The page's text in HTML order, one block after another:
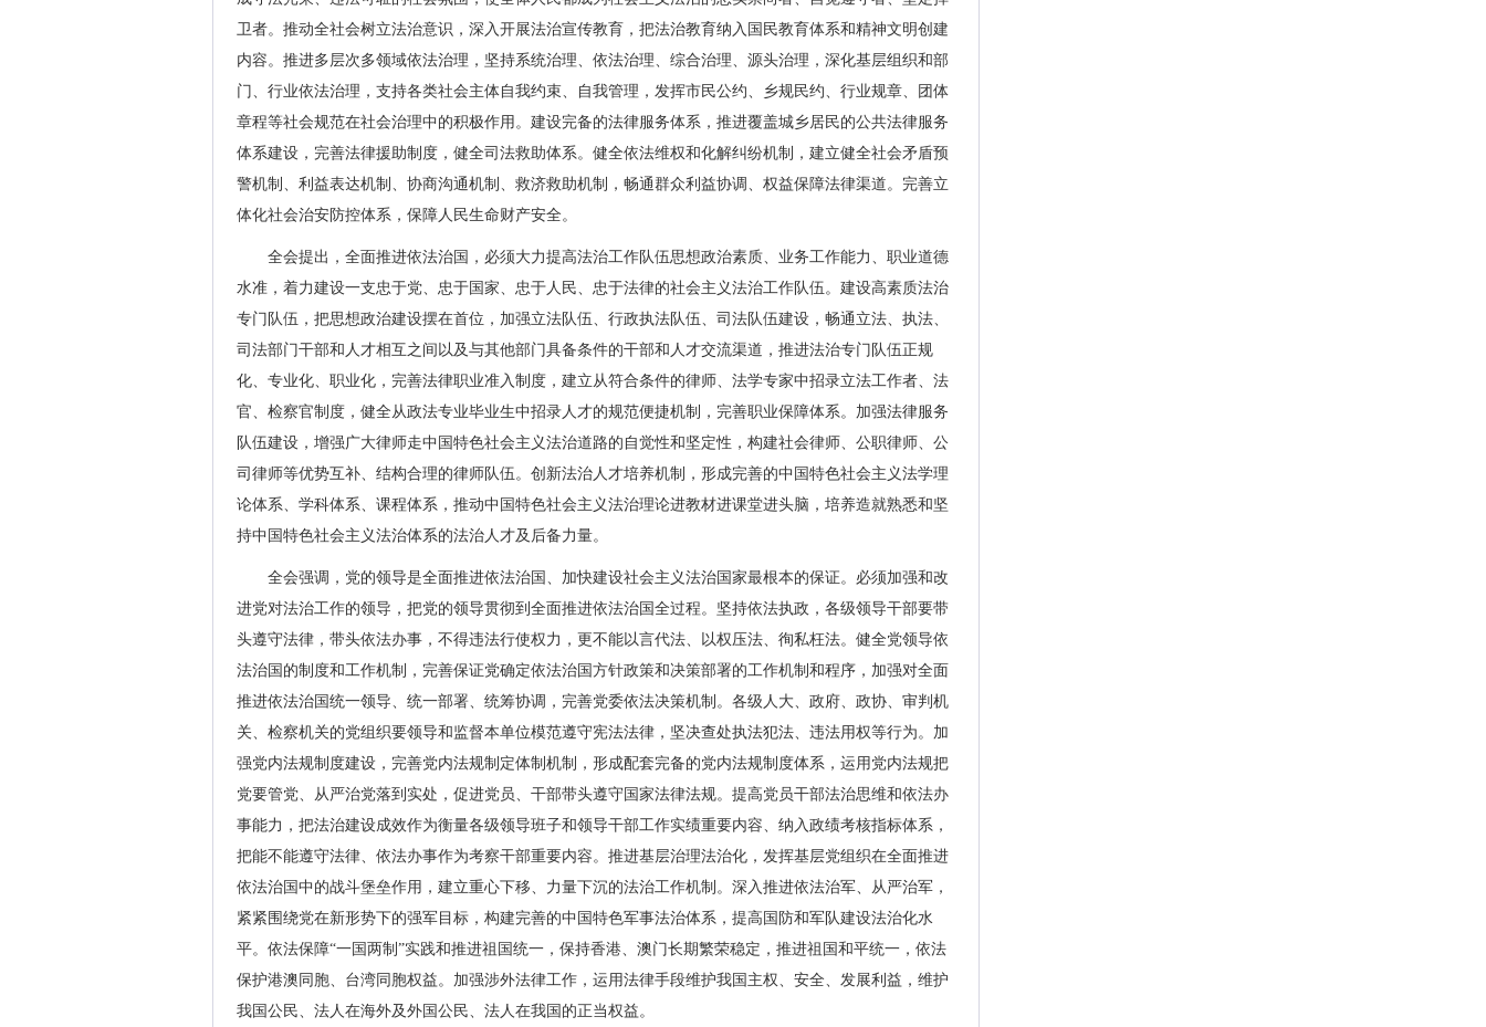
卫者。推动全社会树立法治意识，深入开展法治宣传教育，把法治教育纳入国民教育体系和精神文明创建
内容。推进多层次多领域依法治理，坚持系统治理、依法治理、综合治理、源头治理，深化基层组织和部
门、行业依法治理，支持各类社会主体自我约束、自我管理，发挥市民公约、乡规民约、行业规章、团体
章程等社会规范在社会治理中的积极作用。建设完备的法律服务体系，推进覆盖城乡居民的公共法律服务
体系建设，完善法律援助制度，健全司法救助体系。健全依法维权和化解纠纷机制，建立健全社会矛盾预
警机制、利益表达机制、协商沟通机制、救济救助机制，畅通群众利益协调、权益保障法律渠道。完善立
体化社会治安防控体系，保障人民生命财产安全。
全会提出，全面推进依法治国，必须大力提高法治工作队伍思想政治素质、业务工作能力、职业道德
水准，着力建设一支忠于党、忠于国家、忠于人民、忠于法律的社会主义法治工作队伍。建设高素质法治
专门队伍，把思想政治建设摆在首位，加强立法队伍、行政执法队伍、司法队伍建设，畅通立法、执法、
司法部门干部和人才相互之间以及与其他部门具备条件的干部和人才交流渠道，推进法治专门队伍正规
化、专业化、职业化，完善法律职业准入制度，建立从符合条件的律师、法学专家中招录立法工作者、法
官、检察官制度，健全从政法专业毕业生中招录人才的规范便捷机制，完善职业保障体系。加强法律服务
队伍建设，增强广大律师走中国特色社会主义法治道路的自觉性和坚定性，构建社会律师、公职律师、公
司律师等优势互补、结构合理的律师队伍。创新法治人才培养机制，形成完善的中国特色社会主义法学理
论体系、学科体系、课程体系，推动中国特色社会主义法治理论进教材进课堂进头脑，培养造就熟悉和坚
持中国特色社会主义法治体系的法治人才及后备力量。
全会强调，党的领导是全面推进依法治国、加快建设社会主义法治国家最根本的保证。必须加强和改
进党对法治工作的领导，把党的领导贯彻到全面推进依法治国全过程。坚持依法执政，各级领导干部要带
头遵守法律，带头依法办事，不得违法行使权力，更不能以言代法、以权压法、徇私枉法。健全党领导依
法治国的制度和工作机制，完善保证党确定依法治国方针政策和决策部署的工作机制和程序，加强对全面
推进依法治国统一领导、统一部署、统筹协调，完善党委依法决策机制。各级人大、政府、政协、审判机
关、检察机关的党组织要领导和监督本单位模范遵守宪法法律，坚决查处执法犯法、违法用权等行为。加
强党内法规制度建设，完善党内法规制定体制机制，形成配套完备的党内法规制度体系，运用党内法规把
党要管党、从严治党落到实处，促进党员、干部带头遵守国家法律法规。提高党员干部法治思维和依法办
事能力，把法治建设成效作为衡量各级领导班子和领导干部工作实绩重要内容、纳入政绩考核指标体系，
把能不能遵守法律、依法办事作为考察干部重要内容。推进基层治理法治化，发挥基层党组织在全面推进
依法治国中的战斗堡垒作用，建立重心下移、力量下沉的法治工作机制。深入推进依法治军、从严治军，
紧紧围绕党在新形势下的强军目标，构建完善的中国特色军事法治体系，提高国防和军队建设法治化水
平。依法保障“一国两制”实践和推进祖国统一，保持香港、澳门长期繁荣稳定，推进祖国和平统一，依法
保护港澳同胞、台湾同胞权益。加强涉外法律工作，运用法律手段维护我国主权、安全、发展利益，维护
我国公民、法人在海外及外国公民、法人在我国的正当权益。